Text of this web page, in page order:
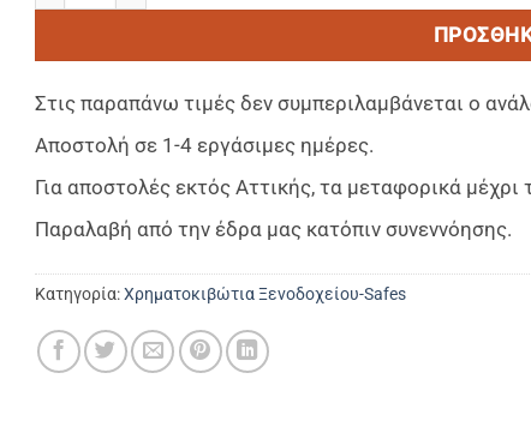
Στις παραπάνω τιμές δεν συμπεριλαμβάνεται ο
Αποστολή σε 1-4 εργάσιμες ημέρες.
Για αποστολές εκτός Αττικής, τα μεταφορικά
Παραλαβή από την έδρα μας κατόπιν συνεννόησης.
Κατηγορία:Χρηματοκιβώτια Ξενοδοχείου-Safes